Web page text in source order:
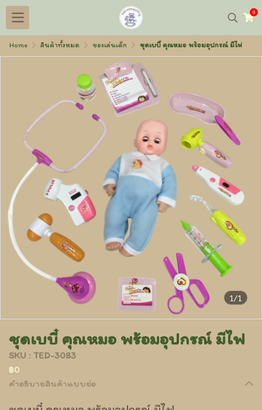
0
Home สินค้าทั้งหมด ของเล่นเด็ก ชุดเบบี๋ คุณหมอ พร้อมอุปกรณ์ มีไฟ
1/1
ชุดเบบี๋ คุณหมอ พร้อมอุปกรณ์ มีไฟ
SKU : TED-3083
฿0
คำอธิบายสินค้าแบบย่อ